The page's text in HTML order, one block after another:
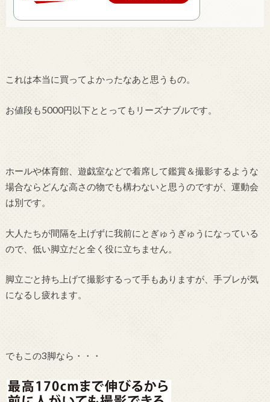
これは本当に買ってよかったなあと思うもの。
お値段も5000円以下ととってもリーズナブルです。
ホールや体育館、遊戯室などで着席して鑑賞＆撮影するような
場合ならどんな高さの物でも構わないと思うのですが、運動会
は別です。
大人たちが間隔を上げずに我前にとぎゅうぎゅうになっている
ので、低い脚立だと全く役に立ちません。
脚立ごと持ち上げて撮影するって手もありますが、手ブレが気
になるし疲れます。
でもこの3脚なら・・・